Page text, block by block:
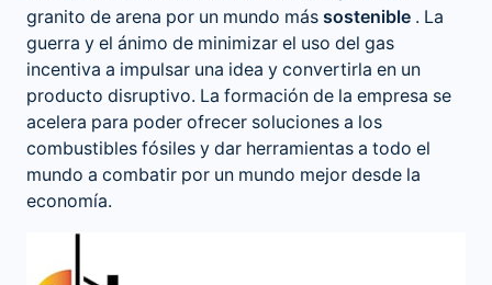
granito de arena por un mundo más sostenible . La
guerra y el ánimo de minimizar el uso del gas
incentiva a impulsar una idea y convertirla en un
producto disruptivo. La formación de la empresa se
acelera para poder ofrecer soluciones a los
combustibles fósiles y dar herramientas a todo el
mundo a combatir por un mundo mejor desde la
economía.